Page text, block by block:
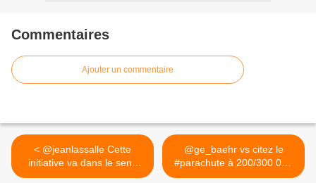
Commentaires
Ajouter un commentaire
< @jeanlassalle Cette
initiative va dans le sens
de...
@ge_baehr vs citez le
#parachute à 200/300 000
de... >